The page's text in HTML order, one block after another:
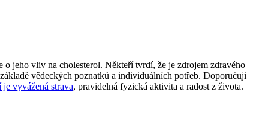
jeho vliv na cholesterol. Někteří tvrdí, že je zdrojem zdravého
vědeckých poznatků a individuálních potřeb. Doporučuji
je vyvážená strava, pravidelná fyzická aktivita a radost z života.